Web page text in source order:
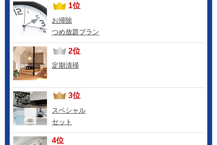
1位
お掃除
つめ放題プラン
2位
定期清掃
3位
スペシャル
セット
4位